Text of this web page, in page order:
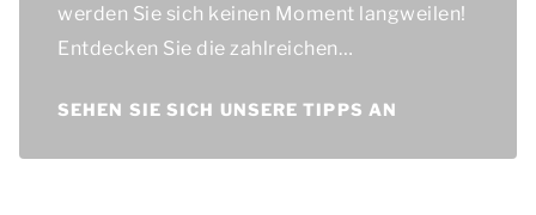
werden Sie sich keinen Moment langweilen!
Entdecken Sie die zahlreichen
SEHEN SIE SICH UNSERE TIPPS AN